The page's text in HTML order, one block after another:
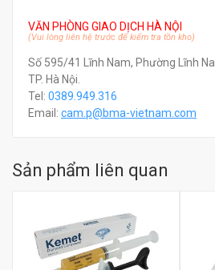
VĂN PHÒNG GIAO DỊCH HÀ NỘI
(Vui lòng liên hệ trước để kiểm tra tồn kho)
Số 595/41 Lĩnh Nam, Phường Lĩnh
TP. Hà Nội.
Tel: 0389.949.316
Email: cam.p@bma-vietnam.com
Sản phẩm liên quan